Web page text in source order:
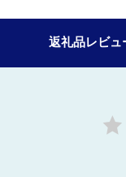
返礼品レビュ